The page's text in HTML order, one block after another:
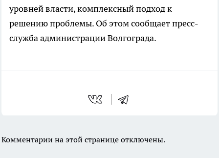
уровней власти, комплексный подход к
решению проблемы. Об этом сообщает пресс-
служба администрации Волгограда.
Комментарии на этой странице отключены.